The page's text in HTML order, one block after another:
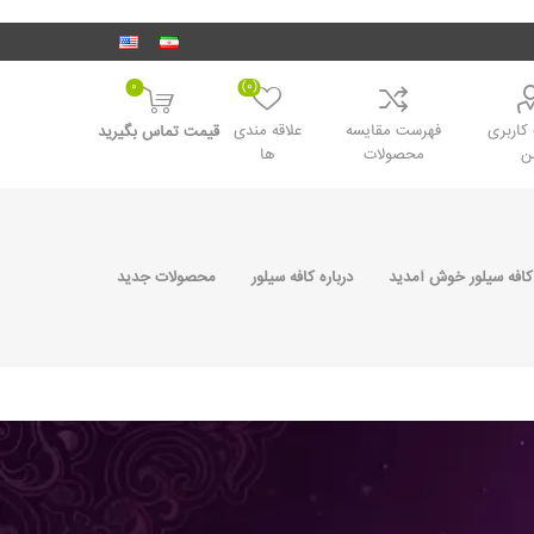
فهرست مقایسه
محصولات
علاقه مندی
ها
(0)
0
قیمت تماس بگیرید
سیلور خوش آمدید درباره کافه سیلور محصولات جدید